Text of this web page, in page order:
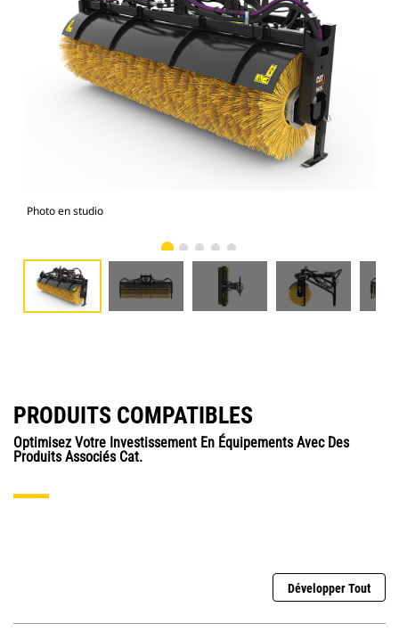
Photo en studio
PRODUITS COMPATIBLES
Optimisez Votre Investissement En Équipements Avec Des
Produits Associés Cat.
Développer Tout